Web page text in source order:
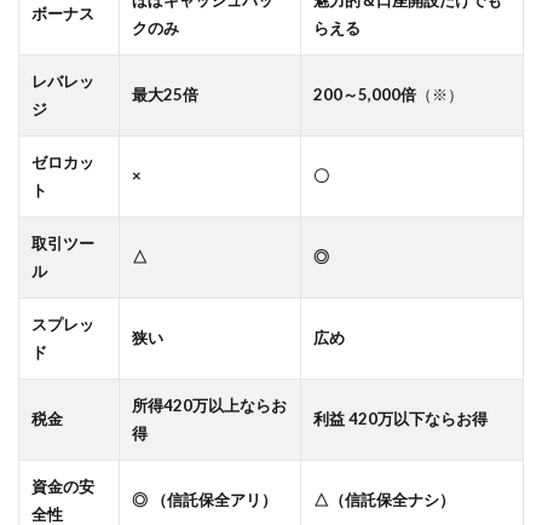
ボーナス
クのみ
らえる
レバレッ
ジ
最大25倍 200～5,000倍 （※）
ゼロカッ
ト
× 〇
取引ツー
ル
△ ◎
スプレッ
ド
狭い 広め
税金
所得420万以上ならお
得
利益 420万以下ならお得
資金の安
全性
◎ （信託保全アリ） △（信託保全ナシ）